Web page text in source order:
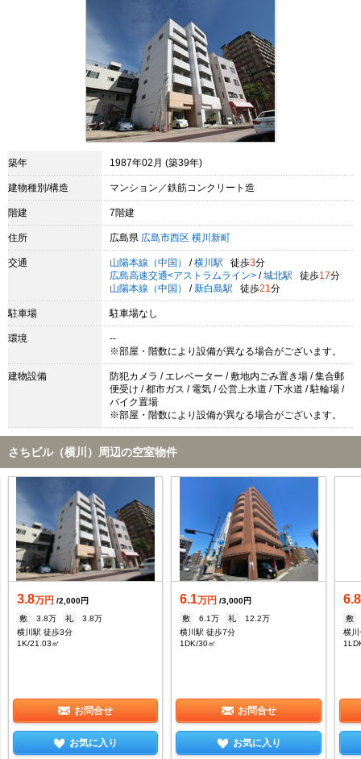
築年 1987年02月 (築39年)
建物種別/構造 マンション／鉄筋コンクリート造
階建 7階建
住所 広島県 広島市西区 横川新町
交通 山陽本線（中国） / 横川駅 徒歩3分
広島高速交通<アストラムライン> / 城北駅 徒歩17分
山陽本線（中国）
/ 新白島駅 徒歩21 分
駐車場 駐車場なし
環境
--
※部屋・階数により設備が異なる場合がございます。
建物設備
防犯カメラ / エレベーター / 敷地内ごみ置き場 / 集合郵
便受け / 都市ガス / 電気 / 公営上水道 / 下水道 / 駐輪場 /
バイク置場
※部屋・階数により設備が異なる場合がございます。
さちビル（横川）周辺の空室物件
3.8万円 /2,000円
敷
3.8万 礼
3.8万
横川駅 徒歩3分
1K/21.03㎡
お問合せ
お気に入り
6.1万円 /3,000円
敷
6.1万 礼
12.2万
横川駅 徒歩7分
1DK/30㎡
お問合せ
お気に入り
敷
横川